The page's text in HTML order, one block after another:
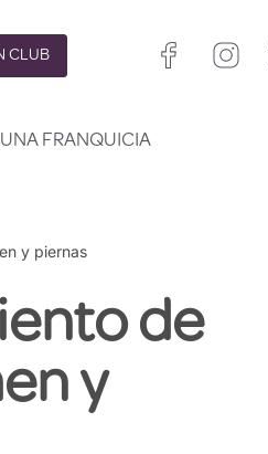
CLUB
FRANQUICIA
y piernas
de
y